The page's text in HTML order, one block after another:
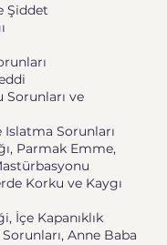
Şiddet
Sorunları ve
Islatma Sorunları
Parmak Emme,
Korku ve Kaygı
İçe Kapanıklık
Anne Baba